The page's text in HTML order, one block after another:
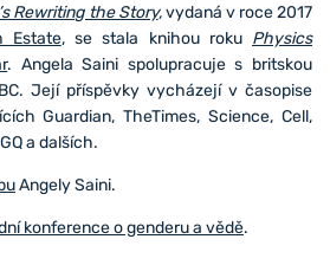
Rewriting the Story,vydaná v roce 2017
Estate, se stala knihou roku Physics
. Angela Saini spolupracuje s britskou
Její příspěvky vycházejí v časopise
Guardian, TheTimes, Science, Cell,
a dalších.
Angely Saini.
konference o genderu a vědě.